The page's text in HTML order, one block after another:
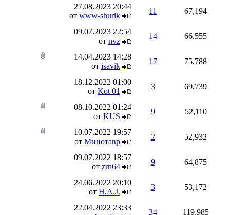
27.08.2023 20:44
от www-shurik
11 67,194
09.07.2023 22:54
от nvz
14 66,555
14.04.2023 14:28
от isavik
17 75,788
18.12.2022 01:00
от Kot 01
3 69,739
08.10.2022 01:24
от KUS
9 52,110
10.07.2022 19:57
от Минотавр
2 52,932
09.07.2022 18:57
от zrn64
9 64,875
24.06.2022 20:10
от H.A.J.
3 53,172
22.04.2022 23:33
34 119,985